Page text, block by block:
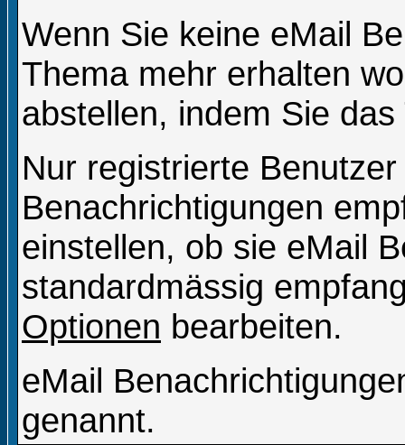
Wenn Sie keine eMail
Thema mehr erhalten
abstellen, indem Sie
Nur registrierte
Benachrichtigungen
einstellen, ob sie eMail
standardmässig
Optionen bearbeiten.
eMail
genannt.